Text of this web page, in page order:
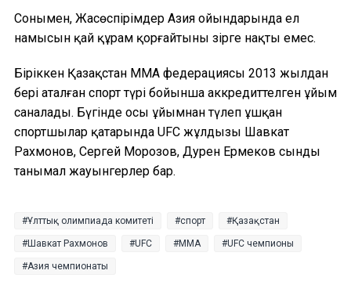
Сонымен, Жасөспірімдер Азия ойындарында ел
намысын қай құрам қорғайтыны әзірге нақты емес.
Біріккен Қазақстан ММА федерациясы 2013 жылдан
бері аталған спорт түрі бойынша аккредиттелген ұйым
саналады. Бүгінде осы ұйымнан түлеп ұшқан
спортшылар қатарында UFC жұлдызы Шавкат
Рахмонов, Сергей Морозов, Дәурен Ермеков сынды
танымал жауынгерлер бар.
Ұлттық олимпиада комитеті спорт Қазақстан
Шавкат Рахмонов UFC ММА UFC чемпионы
Азия чемпионаты